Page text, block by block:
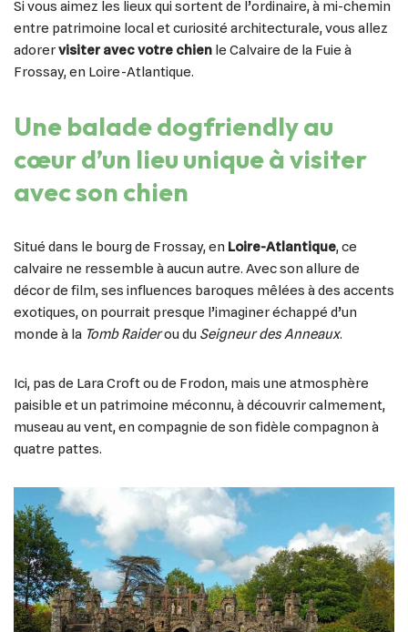
Si vous aimez les lieux qui sortent de l’ordinaire, à mi-chemin
entre patrimoine local et curiosité architecturale, vous allez
adorervisiter avec votre chien le Calvaire de la Fuie à
Frossay, en Loire-Atlantique.
Une balade dogfriendly au
cœur d’un lieu unique à visiter
avec son chien
Situé dans le bourg de Frossay, en Loire-Atlantique, ce
calvaire ne ressemble à aucun autre. Avec son allure de
décor de film, ses influences baroques mêlées à des accents
exotiques, on pourrait presque l’imaginer échappé d’un
monde à la Tomb Raiderou du Seigneur des Anneaux.
Ici, pas de Lara Croft ou de Frodon, mais une atmosphère
paisible et un patrimoine méconnu, à découvrir calmement,
museau au vent, en compagnie de son fidèle compagnon à
quatre pattes.